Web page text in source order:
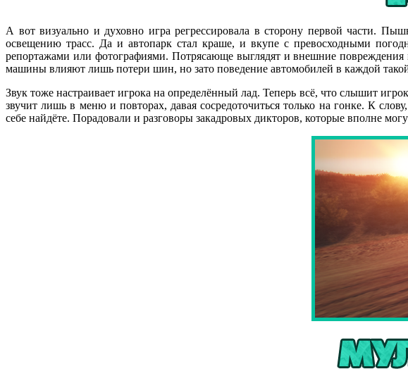
А вот визуально и духовно игра регрессировала в сторону первой части.
освещению трасс. Да и автопарк стал краше, и вкупе с превосходными
репортажами или фотографиями. Потрясающе выглядят и внешние
машины влияют лишь потери шин, но зато поведение автомобилей в каждой
Звук тоже настраивает игрока на определённый лад. Теперь всё, что слышит
звучит лишь в меню и повторах, давая сосредоточиться только на гонке. К
себе найдёте. Порадовали и разговоры закадровых дикторов, которые вполне